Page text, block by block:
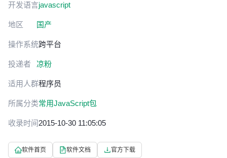
开发语言javascript
地区 国产
操作系统跨平台
投递者 凉粉
适用人群程序员
所属分类常用JavaScript包
收录时间2015-10-30 11:05:05
软件首页 软件文档 官方下载